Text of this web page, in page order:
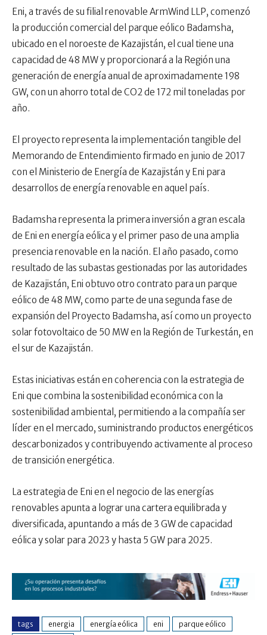
Eni, a través de su filial renovable ArmWind LLP, comenzó
la producción comercial del parque eólico Badamsha,
ubicado en el noroeste de Kazajistán, el cual tiene una
capacidad de 48 MW y proporcionará a la Región una
generación de energía anual de aproximadamente 198
GW, con un ahorro total de CO2 de 172 mil toneladas por
año.
El proyecto representa la implementación tangible del
Memorando de Entendimiento firmado en junio de 2017
con el Ministerio de Energía de Kazajistán y Eni para
desarrollos de energía renovable en aquel país.
Badamsha representa la primera inversión a gran escala
de Eni en energía eólica y el primer paso de una amplia
presencia renovable en la nación. El año pasado, como
resultado de las subastas gestionadas por las autoridades
de Kazajistán, Eni obtuvo otro contrato para un parque
eólico de 48 MW, como parte de una segunda fase de
expansión del Proyecto Badamsha, así como un proyecto
solar fotovoltaico de 50 MW en la Región de Turkestán, en
el sur de Kazajistán.
Estas iniciativas están en coherencia con la estrategia de
Eni que combina la sostenibilidad económica con la
sostenibilidad ambiental, permitiendo a la compañía ser
líder en el mercado, suministrando productos energéticos
descarbonizados y contribuyendo activamente al proceso
de transición energética.
La estrategia de Eni en el negocio de las energías
renovables apunta a lograr una cartera equilibrada y
diversificada, apuntando a más de 3 GW de capacidad
eólica y solar para 2023 y hasta 5 GW para 2025.
tags energia energía eólica eni
parque eólico